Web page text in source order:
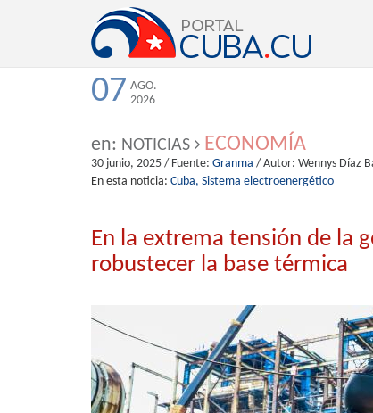
07 AGO.
2026
en: NOTICIAS ECONOMÍA
30 junio, 2025 / Fuente: Granma / Autor: Wennys Díaz
En esta noticia: Cuba, Sistema electroenergético
En la extrema tensión de la
robustecer la base térmica